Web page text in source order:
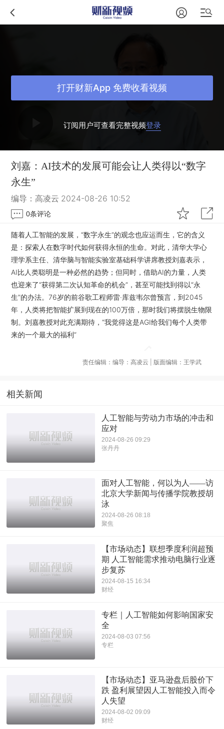
订阅用户可查看完整视频登录
打开财新App 免费收看视频
刘嘉：AI技术的发展可能会让人类得以“数字
永生”
编导：高凌云 2024-08-26 10:52
0条评论
随着人工智能的发展，“数字永生”的观念也应运而生，它的含义
是：探索人在数字时代如何获得永恒的生命。对此，清华大学心
理学系主任、清华脑与智能实验室基础科学讲席教授刘嘉表示，
AI比人类聪明是一种必然的趋势；但同时，借助AI的力量，人类
也迎来了“获得第二次认知革命的机会”，甚至可能找到得以“永
生”的办法。76岁的前谷歌工程师雷·库兹韦尔曾预言，到2045
年，人类将把智能扩展到现在的100万倍，那时我们将摆脱生物限
制。刘嘉教授对此充满期待，“我觉得这是AGI给我们每个人类带
来的一个最大的福利”
责任编辑：编导：高凌云 | 版面编辑：王学武
相关新闻
人工智能与劳动力市场的冲击和
应对
2024-08-26 09:29
张丹丹
面对人工智能，何以为人——访
北京大学新闻与传播学院教授胡
泳
2024-08-26 08:18
聚焦
【市场动态】联想季度利润超预
期 人工智能需求推动电脑行业逐
步复苏
2024-08-15 16:34
财经
专栏｜人工智能如何影响国家安
全
2024-08-03 07:56
专栏
【市场动态】亚马逊盘后股价下
跌 盈利展望因人工智能投入而令
人失望
2024-08-02 09:09
财经